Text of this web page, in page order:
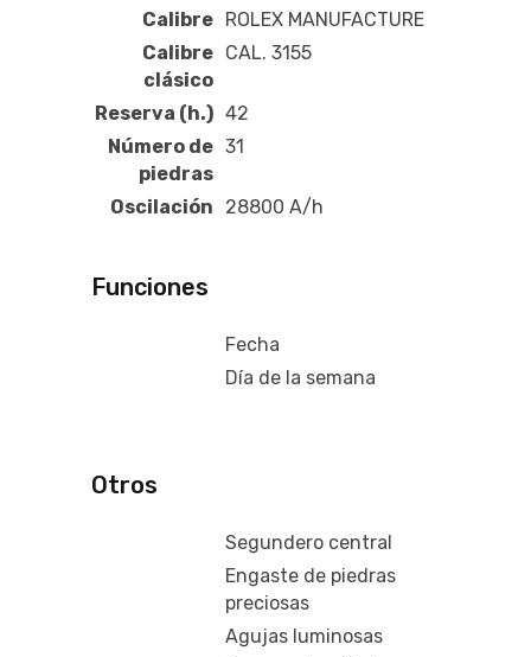
Calibre ROLEX MANUFACTURE
Calibre
clásico
CAL. 3155
Reserva (h.) 42
Número de
piedras
31
Oscilación 28800 A/h
Funciones
Fecha
Día de la semana
Otros
Segundero central
Engaste de piedras
preciosas
Agujas luminosas